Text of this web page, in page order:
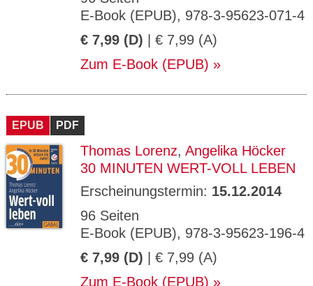
E-Book (EPUB), 978-3-95623-071-4
€ 7,99 (D) | € 7,99 (A)
Zum E-Book (EPUB)
EPUB PDF
Thomas Lorenz, Angelika Höcker
30 MINUTEN WERT-VOLL LEBEN
Erscheinungstermin: 15.12.2014
96 Seiten
E-Book (EPUB), 978-3-95623-196-4
€ 7,99 (D) | € 7,99 (A)
Zum E-Book (EPUB)